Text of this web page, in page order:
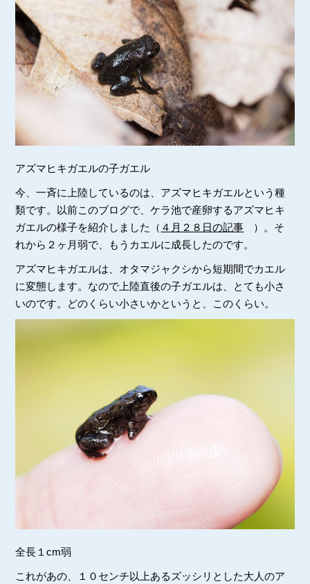
アズマヒキガエルの子ガエル
今、一斉に上陸しているのは、アズマヒキガエルという種
類です。以前このブログで、ケラ池で産卵するアズマヒキ
ガエルの様子を紹介しました（ ４月２８日の記事
）。そ
れから２ヶ月弱で、もうカエルに成長したのです。
アズマヒキガエルは、オタマジャクシから短期間でカエル
に変態します。なので上陸直後の子ガエルは、とても小さ
いのです。どのくらい小さいかというと、このくらい。
全長１cm弱
これがあの、１０センチ以上あるズッシリとした大人のア